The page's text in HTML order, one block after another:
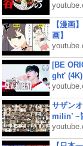
【漫画
画】
[BE
ght' (4K)
サザン
milin’ ~